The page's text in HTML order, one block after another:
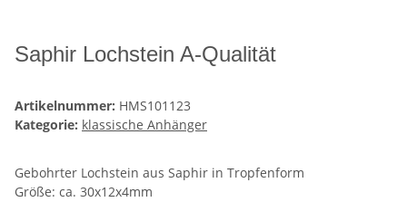
Saphir Lochstein A-Qualität
Artikelnummer: HMS101123
Kategorie: klassische Anhänger
Gebohrter Lochstein aus Saphir in Tropfenform
Größe: ca. 30x12x4mm